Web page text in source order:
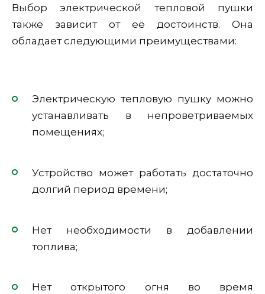
Выбор электрической тепловой пушки
также зависит от её достоинств. Она
обладает следующими преимуществами:
Электрическую тепловую пушку можно
устанавливать в непроветриваемых
помещениях;
Устройство может работать достаточно
долгий период времени;
Нет необходимости в добавлении
топлива;
Нет открытого огня во время